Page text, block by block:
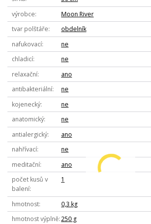
výrobce
Moon River
tvar polštáře
obdelník
nafukovací
ne
chladicí
ne
relaxační
ano
antibakteriální
ne
kojenecký
ne
anatomický
ne
antialergický
ano
nahřívací
ne
meditační
ano
počet kusů v
balení
1
hmotnost
0,3 kg
hmotnost výplně 250 g